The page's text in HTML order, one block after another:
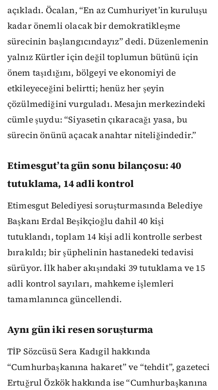
açıkladı. Öcalan, “En az Cumhuriyet’in kuruluşu
kadar önemli olacak bir demokratikleşme
sürecinin başlangıcındayız” dedi. Düzenlemenin
yalnız Kürtler için değil toplumun bütünü için
önem taşıdığını, bölgeyi ve ekonomiyi de
etkileyeceğini belirtti; henüz her şeyin
çözülmediğini vurguladı. Mesajın merkezindeki
cümle şuydu: “Siyasetin çıkaracağı yasa, bu
sürecin önünü açacak anahtar niteliğindedir.”
Etimesgut’ta gün sonu bilançosu: 40
tutuklama, 14 adli kontrol
Etimesgut Belediyesi soruşturmasında Belediye
Başkanı Erdal Beşikçioğlu dahil 40 kişi
tutuklandı, toplam 14 kişi adli kontrolle serbest
bırakıldı; bir şüphelinin hastanedeki tedavisi
sürüyor. İlk haber akışındaki 39 tutuklama ve 15
adli kontrol sayıları, mahkeme işlemleri
tamamlanınca güncellendi.
Aynı gün iki resen soruşturma
TİP Sözcüsü Sera Kadıgil hakkında
“Cumhurbaşkanına hakaret” ve “tehdit”, gazeteci
Ertuğrul Özkök hakkında ise “Cumhurbaşkanına